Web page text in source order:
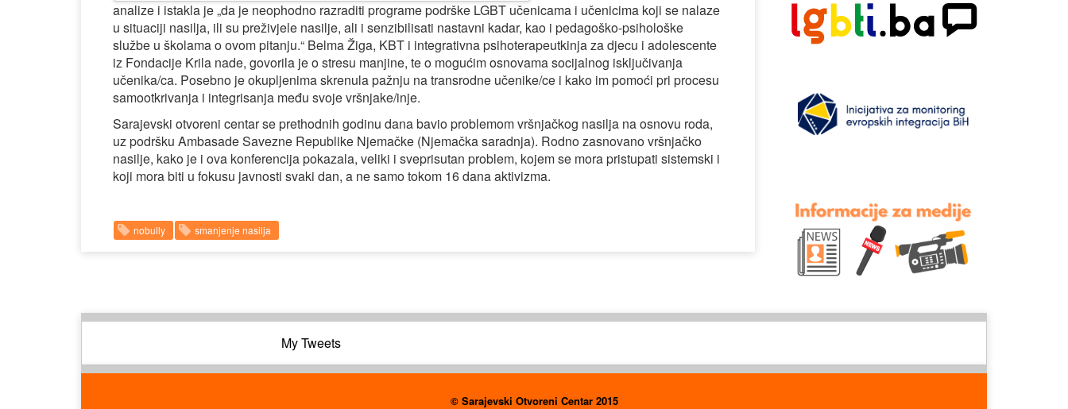
analize i istakla je „da je neophodno razraditi programe podrške LGBT učenicama i učenicima koji se nalaze
u situaciji nasilja, ili su preživjele nasilje, ali i senzibilisati nastavni kadar, kao i pedagoško-psihološke
službe u školama o ovom pitanju.“ Belma Žiga, KBT i integrativna psihoterapeutkinja za djecu i adolescente
iz Fondacije Krila nade, govorila je o stresu manjine, te o mogućim osnovama socijalnog isključivanja
učenika/ca. Posebno je okupljenima skrenula pažnju na transrodne učenike/ce i kako im pomoći pri procesu
samootkrivanja i integrisanja među svoje vršnjake/inje.
Sarajevski otvoreni centar se prethodnih godinu dana bavio problemom vršnjačkog nasilja na osnovu roda,
uz podršku Ambasade Savezne Republike Njemačke (Njemačka saradnja). Rodno zasnovano vršnjačko
nasilje, kako je i ova konferencija pokazala, veliki i sveprisutan problem, kojem se mora pristupati sistemski i
koji mora biti u fokusu javnosti svaki dan, a ne samo tokom 16 dana aktivizma.
nobully smanjenje nasilja
My Tweets
© Sarajevski Otvoreni Centar 2015